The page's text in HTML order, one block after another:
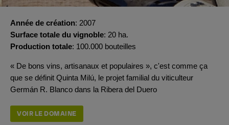
Année de création 2007
Surface totale du vignoble 20 ha.
Production totale 100.000 bouteilles
« De bons vins, artisanaux et populaires », c'est comme ça
que se définit Quinta Milú, le projet familial du viticulteur
Germán R. Blanco dans la Ribera del Duero
VOIR LE DOMAINE